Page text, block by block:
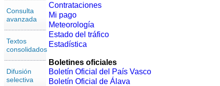
Consulta
avanzada
Textos
consolidados
Difusión
selectiva
Contrataciones
Mi pago
Meteorología
Estado del tráfico
Estadística
Boletines oficiales
Boletín Oficial del País Vasco
Boletín Oficial de Álava